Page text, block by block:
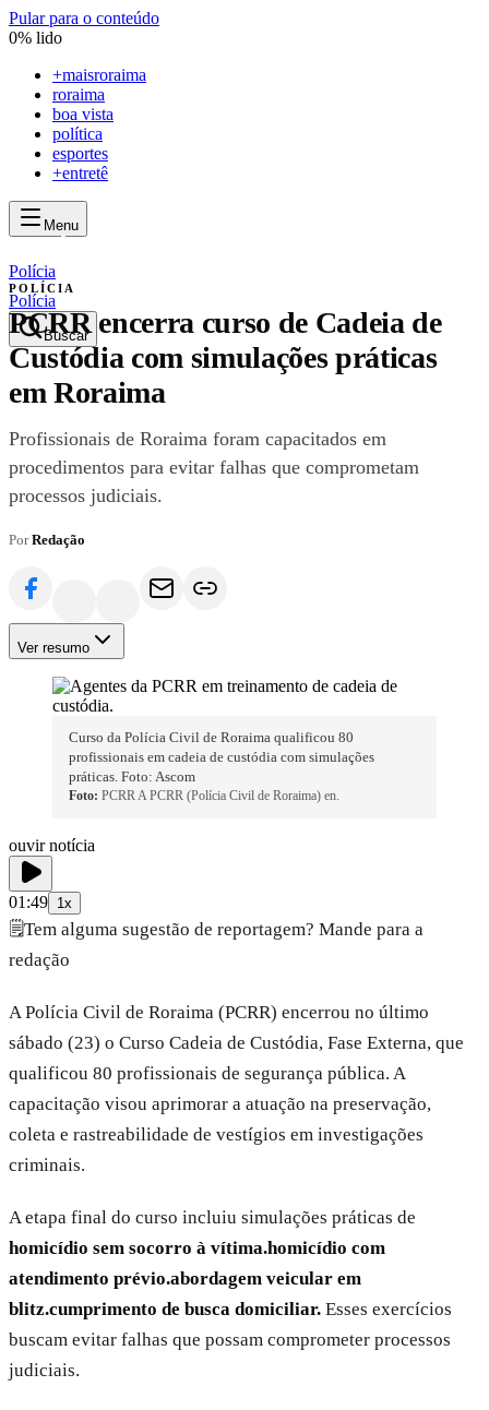
Pular para o conteúdo
0% lido
+maisroraima
roraima
boa vista
política
esportes
+entretê
Menu
maisroraima
mais
Polícia
Buscar
Polícia
POLÍCIA
PCRR encerra curso de Cadeia de
Custódia com simulações práticas
em Roraima
Profissionais de Roraima foram capacitados em
procedimentos para evitar falhas que comprometam
processos judiciais.
PorRedação
Ver resumo
Curso da Polícia Civil de Roraima qualificou 80
profissionais em cadeia de custódia com simulações
práticas. Foto: Ascom
Foto: PCRR A PCRR (Polícia Civil de Roraima) en.
ouvir notícia
01:49 1x
🗒️Tem alguma sugestão de reportagem? Mande para a
redação
A Polícia Civil de Roraima (PCRR) encerrou no último
sábado (23) o Curso Cadeia de Custódia, Fase Externa, que
qualificou 80 profissionais de segurança pública. A
capacitação visou aprimorar a atuação na preservação,
coleta e rastreabilidade de vestígios em investigações
criminais.
A etapa final do curso incluiu simulações práticas de
homicídio sem socorro à vítima.homicídio com
atendimento prévio.abordagem veicular em
blitz.cumprimento de busca domiciliar. Esses exercícios
buscam evitar falhas que possam comprometer processos
judiciais.